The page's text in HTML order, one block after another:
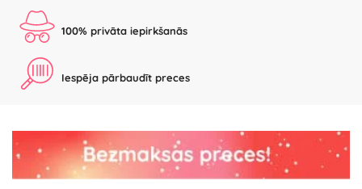
100% privāta iepirkšanās
Iespēja pārbaudīt preces